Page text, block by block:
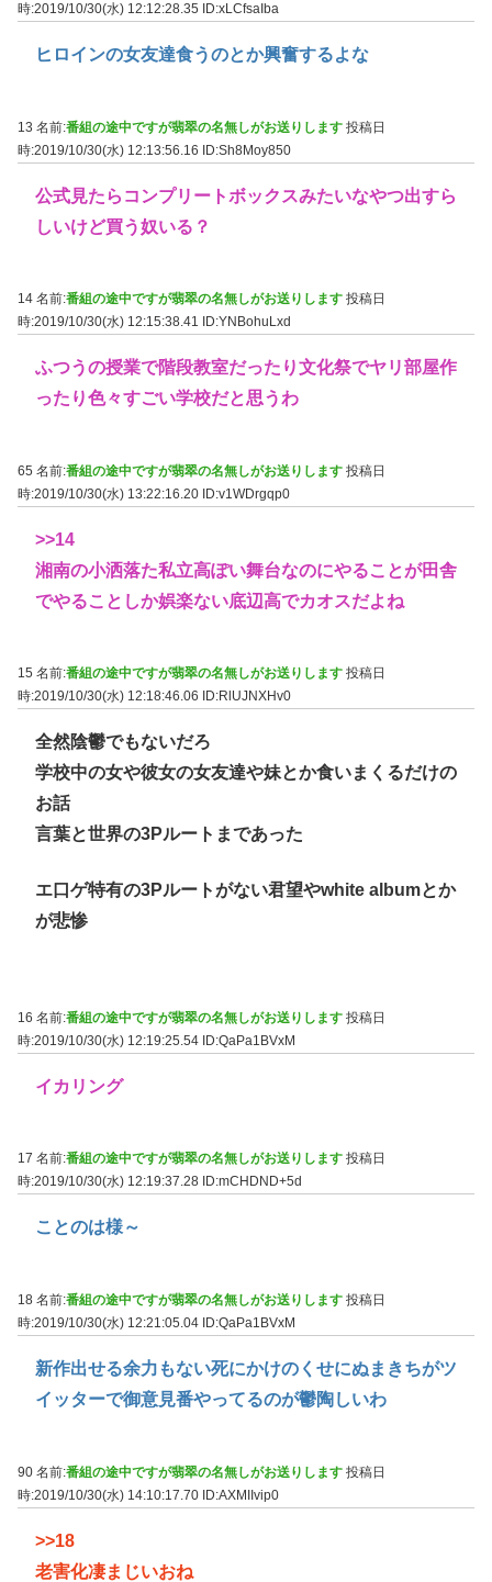
時:2019/10/30(水) 12:12:28.35
ID:xLCfsaIba
ヒロインの女友達食うのとか興奮するよな
13 名前:番組の途中ですが翡翠の名無しがお送りします 投稿日
時:2019/10/30(水) 12:13:56.16 ID:Sh8Moy850
公式見たらコンプリートボックスみたいなやつ出すら
しいけど買う奴いる？
14 名前:番組の途中ですが翡翠の名無しがお送りします 投稿日
時:2019/10/30(水) 12:15:38.41
ID:YNBohuLxd
ふつうの授業で階段教室だったり文化祭でヤリ部屋作
ったり色々すごい学校だと思うわ
65 名前:番組の途中ですが翡翠の名無しがお送りします 投稿日
時:2019/10/30(水) 13:22:16.20 ID:v1WDrgqp0
>>14
湘南の小洒落た私立高ぽい舞台なのにやることが田舎
でやることしか娯楽ない底辺高でカオスだよね
15 名前:番組の途中ですが翡翠の名無しがお送りします 投稿日
時:2019/10/30(水) 12:18:46.06
ID:RlUJNXHv0
全然陰鬱でもないだろ
学校中の女や彼女の女友達や妹とか食いまくるだけの
お話
言葉と世界の3Pルートまであった
エ口ゲ特有の3Pルートがない君望やwhite albumとか
が悲惨
16 名前:番組の途中ですが翡翠の名無しがお送りします 投稿日
時:2019/10/30(水) 12:19:25.54 ID:QaPa1BVxM
イカリング
17 名前:番組の途中ですが翡翠の名無しがお送りします 投稿日
時:2019/10/30(水) 12:19:37.28 ID:mCHDND+5d
ことのは様～
18 名前:番組の途中ですが翡翠の名無しがお送りします 投稿日
時:2019/10/30(水) 12:21:05.04 ID:QaPa1BVxM
新作出せる余力もない死にかけのくせにぬまきちがツ
イッターで御意見番やってるのが鬱陶しいわ
90 名前:番組の途中ですが翡翠の名無しがお送りします 投稿日
時:2019/10/30(水) 14:10:17.70 ID:AXMIIvip0
>>18
老害化凄まじいおね